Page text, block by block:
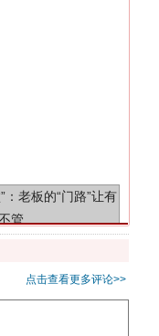
点击查看更多评论>>